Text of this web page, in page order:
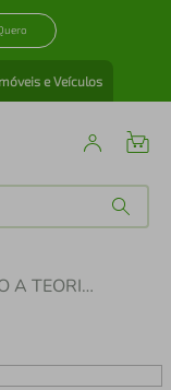
e Veículos
APLICANDO A TEORIA DOS LEILÕES